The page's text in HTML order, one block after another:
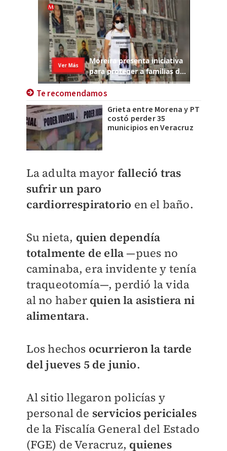
Te recomendamos
Grieta entre Morena y PT
costó perder 35
municipios en Veracruz
La adulta mayor falleció tras
sufrir un paro
cardiorrespiratorio en el baño.
Su nieta, quien dependía
totalmente de ella—pues no
caminaba, era invidente y tenía
traqueotomía—, perdió la vida
al no haber quien la asistiera ni
alimentara.
Los hechos ocurrieron la tarde
del jueves 5 de junio.
Al sitio llegaron policías y
personal de servicios periciales
de la Fiscalía General del Estado
(FGE) de Veracruz, quienes